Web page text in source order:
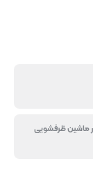
ماشین ظرفشویی